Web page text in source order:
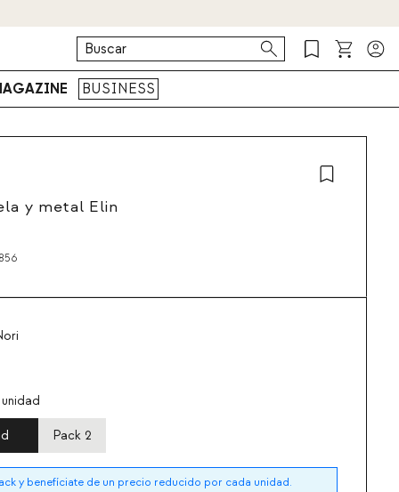
BUSINESS
y metal Elin
Pack 2
y benefíciate de un precio reducido por cada unidad.